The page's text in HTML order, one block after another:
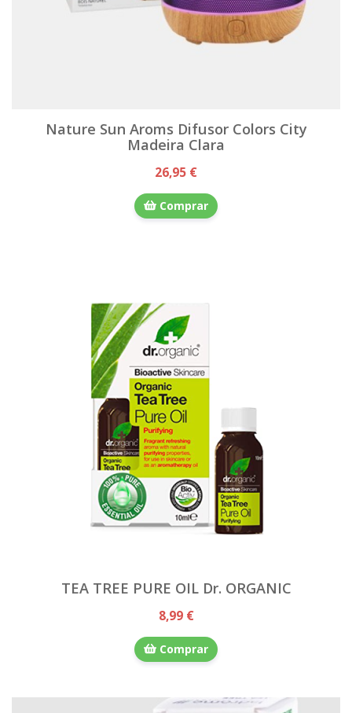
Nature Sun Aroms Difusor Colors City
Madeira Clara
26,95 €
Comprar
TEA TREE PURE OIL Dr. ORGANIC
8,99 €
Comprar